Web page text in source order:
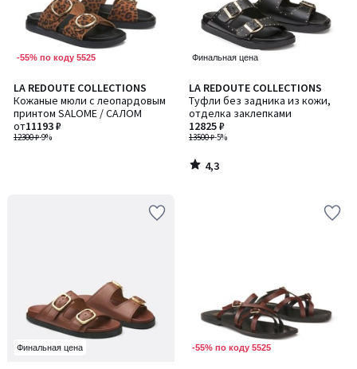
-55% по коду 5525
LA REDOUTE COLLECTIONS
Кожаные мюли с леопардовым
принтом SALOME / САЛОМ
12300 ₽-9%
от11193 ₽
Финальная цена
LA REDOUTE COLLECTIONS
Туфли без задника из кожи,
отделка заклепками
13500 ₽-5%
12825 ₽
4,3
/ 5
4,3
/
Финальная цена -55% по коду 5525